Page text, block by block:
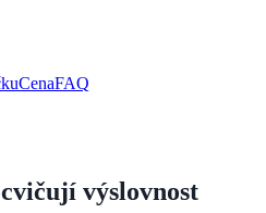
CenaFAQ
výslovnost